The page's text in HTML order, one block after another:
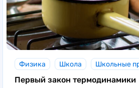
Физика Школа Школьные
Первый закон термодинамики